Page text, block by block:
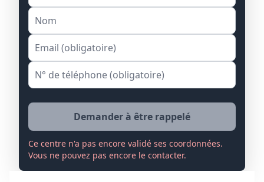
Demander à être rappelé
Ce centre n'a pas encore validé ses coordonnées.
Vous ne pouvez pas encore le contacter.